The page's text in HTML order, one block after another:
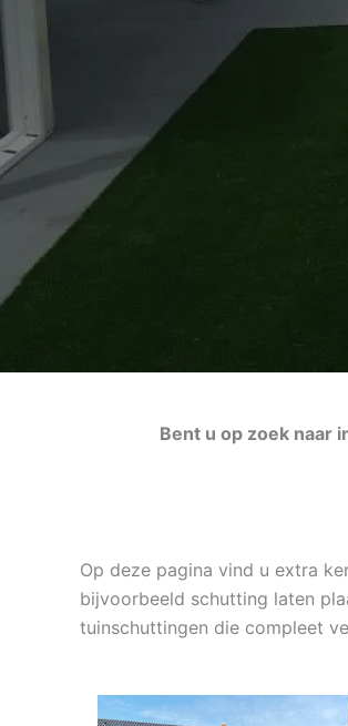
Bent u op zoek naar
Op deze pagina vind u extra
bijvoorbeeld schutting laten
tuinschuttingen die compleet